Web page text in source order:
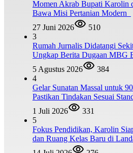
Momen Akrab Bupati Karolin
Bawa Misi Pertanian Modern
27 Juni 2026
510
3
Rumah Jurnalis Didatangi
Ungkap Berita Dugaan MBG
5 Agustus 2026
384
4
Gelar Sunatan Massal untuk
Pastikan Tindakan Sesuai
1 Juli 2026
331
5
Fokus Pendidikan, Karolin
dan Ruang Kelas Baru di